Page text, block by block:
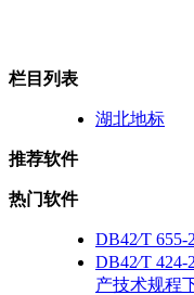
栏目列表
湖北地标
推荐软件
热门软件
DB42∕T
DB42∕T
产技术规程